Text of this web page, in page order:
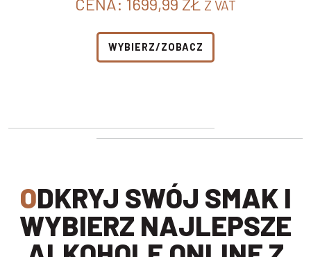
Z VAT
WYBIERZ/ZOBACZ
ODKRYJ SWÓJ SMAK I
WYBIERZ NAJLEPSZE